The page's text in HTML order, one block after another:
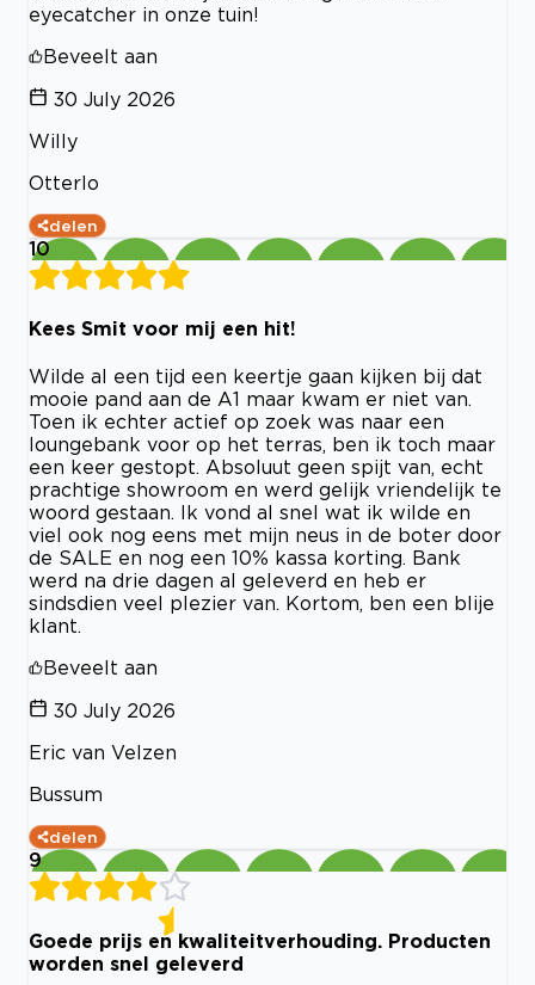
eyecatcher in onze tuin!
Beveelt aan
30 July 2026
Willy
Otterlo
delen
10
Kees Smit voor mij een hit!
Wilde al een tijd een keertje gaan kijken bij dat
mooie pand aan de A1 maar kwam er niet van.
Toen ik echter actief op zoek was naar een
loungebank voor op het terras, ben ik toch maar
een keer gestopt. Absoluut geen spijt van, echt
prachtige showroom en werd gelijk vriendelijk te
woord gestaan. Ik vond al snel wat ik wilde en
viel ook nog eens met mijn neus in de boter door
de SALE en nog een 10% kassa korting. Bank
werd na drie dagen al geleverd en heb er
sindsdien veel plezier van. Kortom, ben een blije
klant.
Beveelt aan
30 July 2026
Eric van Velzen
Bussum
delen
9
Goede prijs en kwaliteitverhouding. Producten
worden snel geleverd